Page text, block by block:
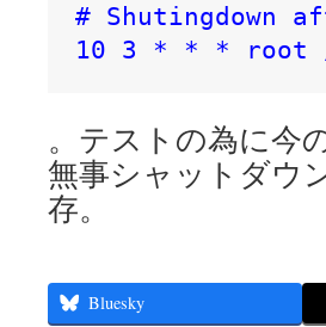
# Shutingdown
10 3 * * * root /
。テストの為に今
無事シャットダウ
存。
Bluesky